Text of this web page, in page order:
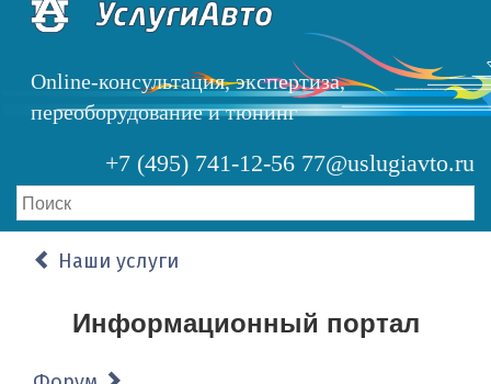
Перейти
содержанию
Online-консультация, экспертиза,
переоборудование и тюнинг
+7 (495) 741-12-56 77@uslugiavto.ru
Наши услуги
Информационный портал